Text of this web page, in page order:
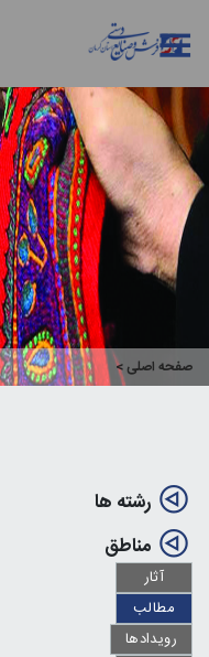
صفحه اصلی>
رشته ها
مناطق
آثار
مطالب
رویدادها